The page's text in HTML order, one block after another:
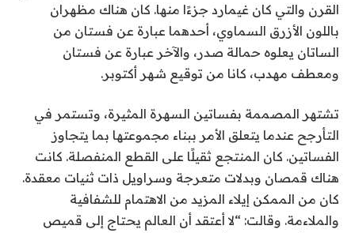
القرن والتي كان غيمارد جزءًا منها. كان هناك مظهران
باللون الأزرق السماوي، أحدهما عبارة عن فستان من
الساتان يعلوه حمالة صدر، والآخر عبارة عن فستان
ومعطف مهدب، كانا من توقيع شهر أكتوبر.
تشتهر المصممة بفساتين السهرة المثيرة، وتستمر في
التأرجح عندما يتعلق الأمر ببناء مجموعتها بما يتجاوز
الفساتين. كان المنتجع ثقيلًا على القطع المنفصلة. كانت
هناك قمصان وبدلات متعرجة وسراويل ذات ثنيات معقدة.
كان من الممكن إيلاء المزيد من الاهتمام للشفافية
والملاءمة. وقالت: “لا أعتقد أن العالم يحتاج إلى قميص